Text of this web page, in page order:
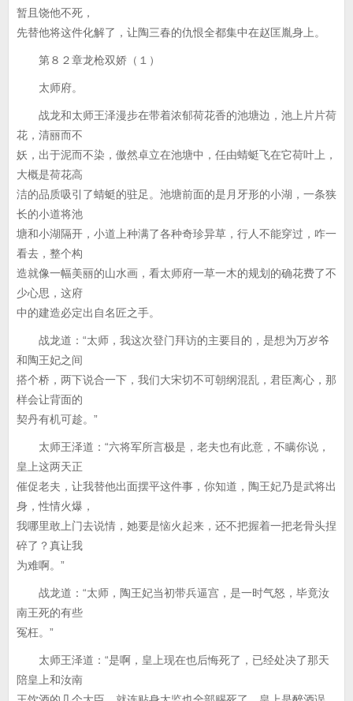
暂且饶他不死，
先替他将这件化解了，让陶三春的仇恨全都集中在赵匡胤身上。
第８２章龙枪双娇（１）
太师府。
战龙和太师王泽漫步在带着浓郁荷花香的池塘边，池上片片荷
花，清丽而不
妖，出于泥而不染，傲然卓立在池塘中，任由蜻蜓飞在它荷叶上，
大概是荷花高
洁的品质吸引了蜻蜓的驻足。池塘前面的是月牙形的小湖，一条狭
长的小道将池
塘和小湖隔开，小道上种满了各种奇珍异草，行人不能穿过，咋一
看去，整个构
造就像一幅美丽的山水画，看太师府一草一木的规划的确花费了不
少心思，这府
中的建造必定出自名匠之手。
战龙道：“太师，我这次登门拜访的主要目的，是想为万岁爷
和陶王妃之间
搭个桥，两下说合一下，我们大宋切不可朝纲混乱，君臣离心，那
样会让背面的
契丹有机可趁。”
太师王泽道：“六将军所言极是，老夫也有此意，不瞒你说，
皇上这两天正
催促老夫，让我替他出面摆平这件事，你知道，陶王妃乃是武将出
身，性情火爆，
我哪里敢上门去说情，她要是恼火起来，还不把握着一把老骨头捏
碎了？真让我
为难啊。”
战龙道：“太师，陶王妃当初带兵逼宫，是一时气怒，毕竟汝
南王死的有些
冤枉。”
太师王泽道：“是啊，皇上现在也后悔死了，已经处决了那天
陪皇上和汝南